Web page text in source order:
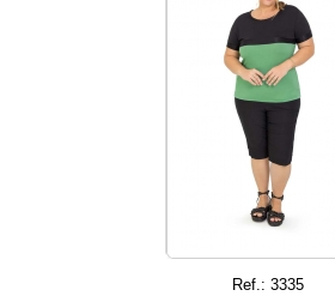
Ref.: 3335